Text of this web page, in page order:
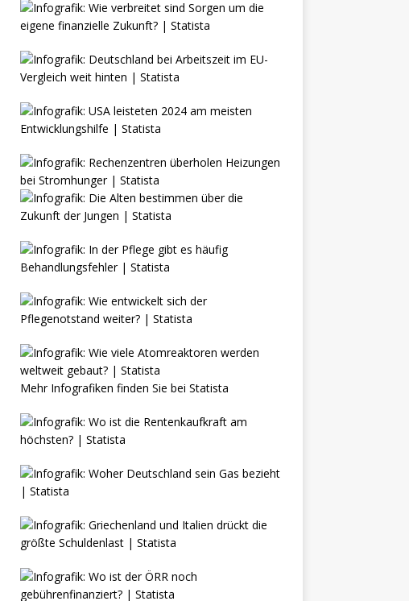
Mehr Infografiken finden Sie bei Statista